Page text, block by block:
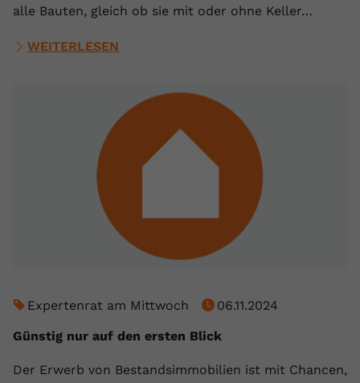
alle Bauten, gleich ob sie mit oder ohne Keller…
WEITERLESEN
Expertenrat am Mittwoch
06.11.2024
Günstig nur auf den ersten Blick
Der Erwerb von Bestandsimmobilien ist mit Chancen,